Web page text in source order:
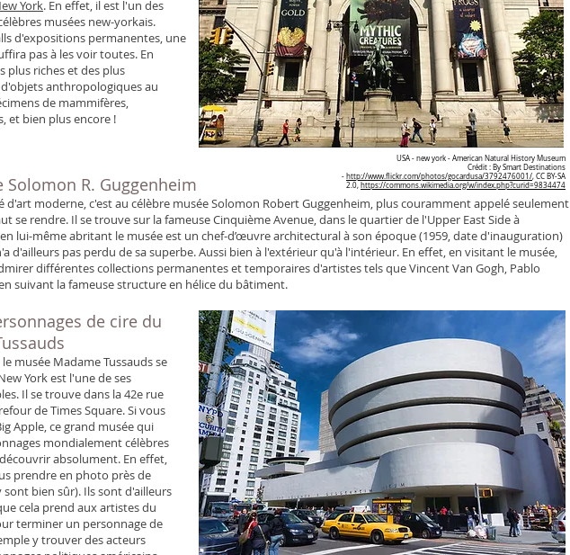
York. En effet, il est l'un des
musées new-yorkais.
d'expositions permanentes, une
pas à les voir toutes. En
plus riches et des plus
anthropologiques au
de mammifères,
et bien plus encore !
Solomon R. Guggenheim
d'art moderne, c'est au célèbre musée Solomon Robert Guggenheim, plus couramment appelé seulement
se rendre. Il se trouve sur la fameuse Cinquième Avenue, dans le quartier de l'Upper East Side à
lui-même abritant le musée est un chef-d’œuvre architectural à son époque (1959, date d'inauguration)
d'ailleurs pas perdu de sa superbe. Aussi bien à l'extérieur qu'à l'intérieur. En effet, en visitant le musée,
différentes collections permanentes et temporaires d'artistes tels que Vincent Van Gogh, Pablo
suivant la fameuse structure en hélice du bâtiment.
USA - new york - American Natural History Museum
Crédit : By Smart Destinations
- http://www.flickr.com/photos/gocardusa/3792476001/, CC BY-SA
2.0, https://commons.wikimedia.org/w/index.php?curid=9834474
de cire du
musée Madame Tussauds se
York est l'une de ses
Il se trouve dans la 42e rue
de Times Square. Si vous
Apple, ce grand musée qui
mondialement célèbres
absolument. En effet,
prendre en photo près de
sont bien sûr). Ils sont d'ailleurs
cela prend aux artistes du
terminer un personnage de
y trouver des acteurs